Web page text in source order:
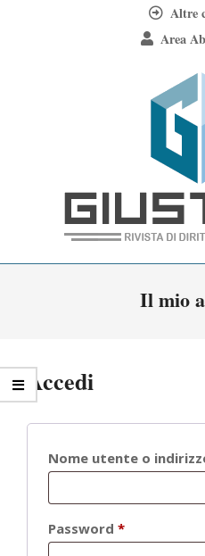
Altre
Area
Giustamm
Il mio
Accedi
Nome utente o
Password *Richiesto